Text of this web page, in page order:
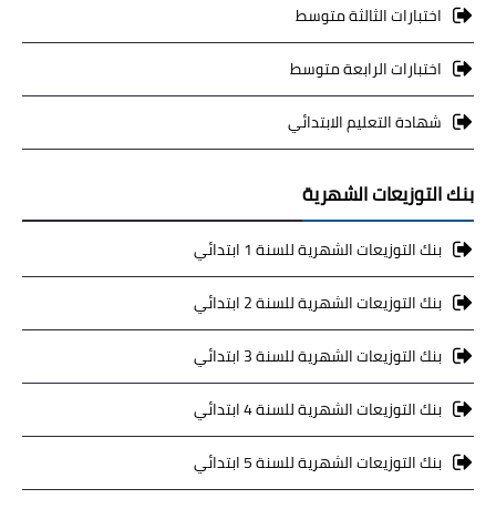
اختبارات الثالثة متوسط
اختبارات الرابعة متوسط
شهادة التعليم الابتدائي
بنك التوزيعات الشهرية
بنك التوزيعات الشهرية للسنة 1 ابتدائي
بنك التوزيعات الشهرية للسنة 2 ابتدائي
بنك التوزيعات الشهرية للسنة 3 ابتدائي
بنك التوزيعات الشهرية للسنة 4 ابتدائي
بنك التوزيعات الشهرية للسنة 5 ابتدائي